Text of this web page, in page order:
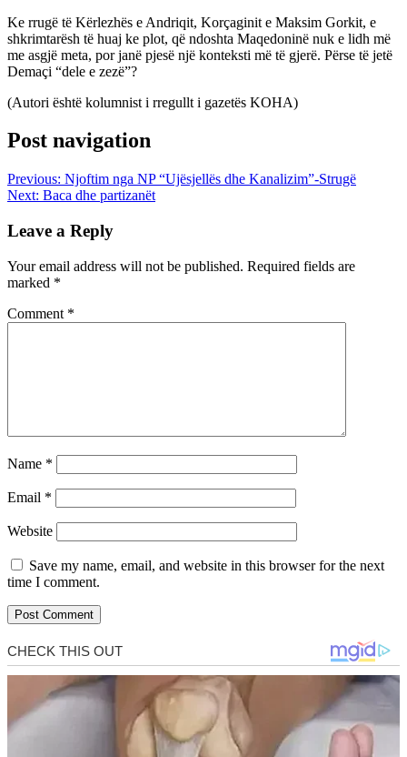
Ke rrugë të Kërlezhës e Andriqit, Korçaginit e Maksim Gorkit, e
shkrimtarësh të huaj ke plot, që ndoshta Maqedoninë nuk e lidh më
me asgjë meta, por janë pjesë një konteksti më të gjerë. Përse të jetë
Demaçi “dele e zezë”?
(Autori është kolumnist i rregullt i gazetës KOHA)
Post navigation
Previous: Njoftim nga NP “Ujësjellës dhe Kanalizim”-Strugë
Next: Baca dhe partizanët
Leave a Reply
Your email address will not be published. Required fields are
marked *
Comment *
Name *
Email *
Website
Save my name, email, and website in this browser for the next
time I comment.